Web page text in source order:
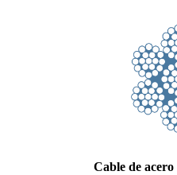
Cable de